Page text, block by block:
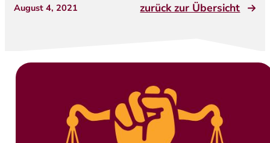
August 4, 2021 zurück zur Übersicht